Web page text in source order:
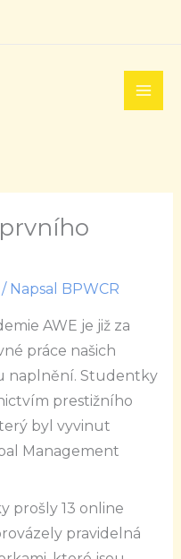
/ Napsal BPWCR
AWE je již za
práce našich
naplnění. Studentky
prestižního
byl vyvinut
Management
prošly 13 online
pravidelná